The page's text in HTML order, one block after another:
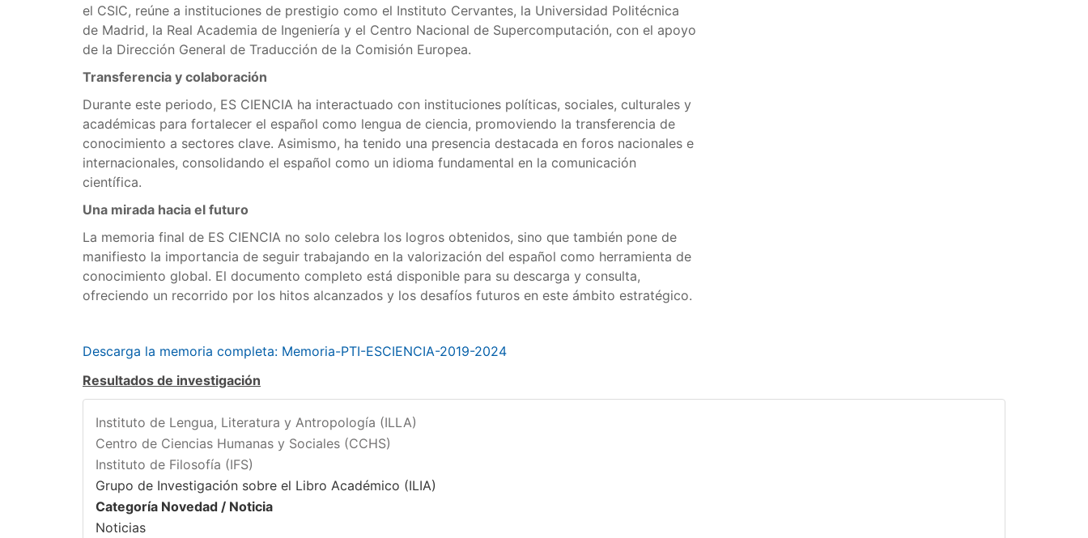
el CSIC, reúne a instituciones de prestigio como el Instituto Cervantes, la Universidad Politécnica
de Madrid, la Real Academia de Ingeniería y el Centro Nacional de Supercomputación, con el apoyo
de la Dirección General de Traducción de la Comisión Europea.
Transferencia y colaboración
Durante este periodo, ES CIENCIA ha interactuado con instituciones políticas, sociales, culturales y
académicas para fortalecer el español como lengua de ciencia, promoviendo la transferencia de
conocimiento a sectores clave. Asimismo, ha tenido una presencia destacada en foros nacionales e
internacionales, consolidando el español como un idioma fundamental en la comunicación
científica.
Una mirada hacia el futuro
La memoria final de ES CIENCIA no solo celebra los logros obtenidos, sino que también pone de
manifiesto la importancia de seguir trabajando en la valorización del español como herramienta de
conocimiento global. El documento completo está disponible para su descarga y consulta,
ofreciendo un recorrido por los hitos alcanzados y los desafíos futuros en este ámbito estratégico.
Descarga la memoria completa: Memoria-PTI-ESCIENCIA-2019-2024
Resultados de investigación
Instituto de Lengua, Literatura y Antropología (ILLA)
Centro de Ciencias Humanas y Sociales (CCHS)
Instituto de Filosofía (IFS)
Grupo de Investigación sobre el Libro Académico (ILIA)
Categoría Novedad / Noticia
Noticias